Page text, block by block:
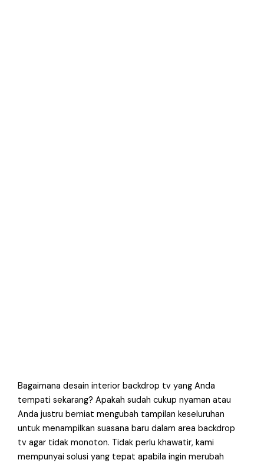
Bagaimana desain interior backdrop tv yang Anda
tempati sekarang? Apakah sudah cukup nyaman atau
Anda justru berniat mengubah tampilan keseluruhan
untuk menampilkan suasana baru dalam area backdrop
tv agar tidak monoton. Tidak perlu khawatir, kami
mempunyai solusi yang tepat apabila ingin merubah